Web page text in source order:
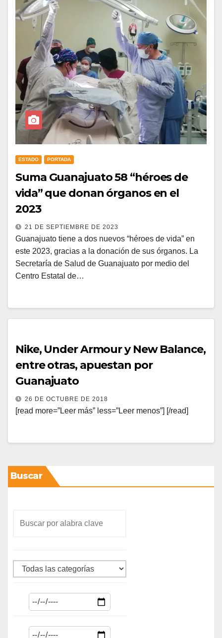
ESTADO PORTADA
Suma Guanajuato 58 “héroes de
vida” que donan órganos en el
2023
21 DE SEPTIEMBRE DE 2023
Guanajuato tiene a dos nuevos “héroes de vida” en
este 2023, gracias a la donación de sus órganos. La
Secretaría de Salud de Guanajuato por medio del
Centro Estatal de…
Nike, Under Armour y New Balance,
entre otras, apuestan por
Guanajuato
26 DE OCTUBRE DE 2018
[read more=”Leer más” less=”Leer menos”] [/read]
Buscar